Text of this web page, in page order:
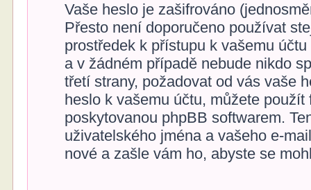
Vaše heslo je zašifrováno
Přesto není doporučeno používat
prostředek k přístupu k vašemu
a v žádném případě nebude nikdo
třetí strany, požadovat od vás vaše
heslo k vašemu účtu, můžete použít
poskytovanou phpBB softwarem.
uživatelského jména a vašeho e-
nové a zašle vám ho, abyste se